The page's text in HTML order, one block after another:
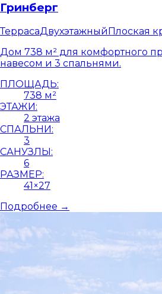
Гринберг
ТеррасаДвухэтажныйПлоская
Дом 738 м² для комфортного
навесом и 3 спальнями.
ПЛОЩАДЬ:
738 м²
ЭТАЖИ:
2 этажа
СПАЛЬНИ:
3
САНУЗЛЫ:
6
РАЗМЕР:
41×27
Подробнее →